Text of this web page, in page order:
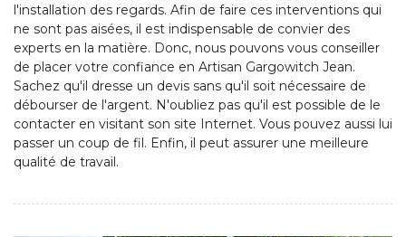
l'installation des regards. Afin de faire ces interventions qui
ne sont pas aisées, il est indispensable de convier des
experts en la matière. Donc, nous pouvons vous conseiller
de placer votre confiance en Artisan Gargowitch Jean.
Sachez qu'il dresse un devis sans qu'il soit nécessaire de
débourser de l'argent. N'oubliez pas qu'il est possible de le
contacter en visitant son site Internet. Vous pouvez aussi lui
passer un coup de fil. Enfin, il peut assurer une meilleure
qualité de travail.